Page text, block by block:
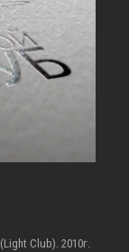
Club). 2010г.